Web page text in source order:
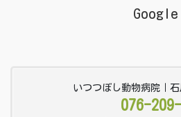
Google
いつつぼし動物病院｜
076-